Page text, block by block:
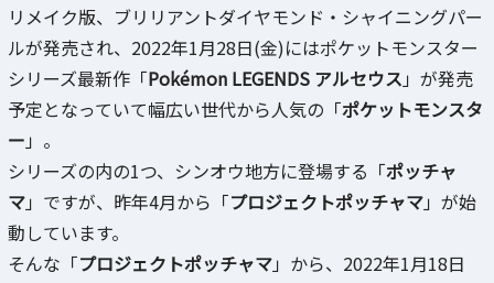
リメイク版、ブリリアントダイヤモンド・シャイニングパー
ルが発売され、2022年1月28日(金)にはポケットモンスター
シリーズ最新作「Pokémon LEGENDS アルセウス 」が発売
予定となっていて幅広い世代から人気の「ポケットモンスタ
ー 」。
シリーズの内の1つ、シンオウ地方に登場する「ポッチャ
マ」ですが、昨年4月から「プロジェクトポッチャマ」が始
動しています。
そんな「プロジェクトポッチャマ」から、2022年1月18日